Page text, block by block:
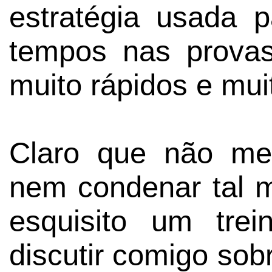
estratégia usada
tempos nas
muito rápidos e
Claro que não
nem condenar tal
esquisito um
discutir comigo